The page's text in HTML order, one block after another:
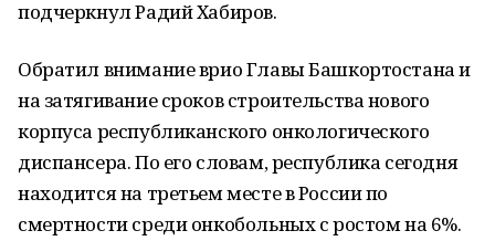
подчеркнул Радий Хабиров.
Обратил внимание врио Главы Башкортостана и
на затягивание сроков строительства нового
корпуса республиканского онкологического
диспансера. По его словам, республика сегодня
находится на третьем месте в России по
смертности среди онкобольных с ростом на 6%.